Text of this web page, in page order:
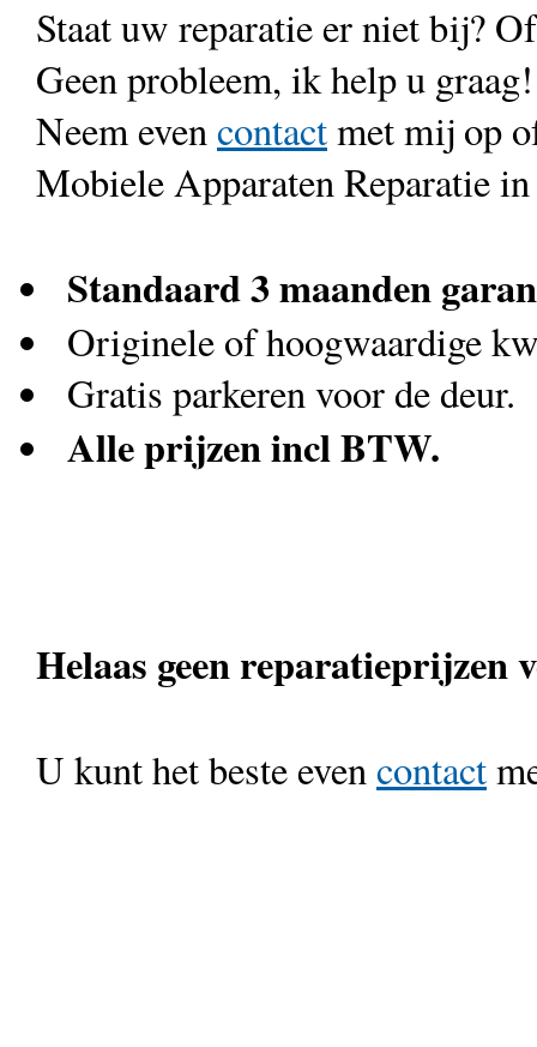
Staat uw reparatie er niet bij?
Geen probleem, ik help u graag!
Neem evencontactmet mij op
Mobiele Apparaten Reparatie
Standaard 3 maanden
Originele of hoogwaardige
Gratis parkeren voor de deur.
Alle prijzen incl BTW.
Helaas geen reparatieprijzen
U kunt het beste evencontact